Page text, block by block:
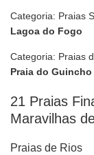
Categoria: Praias
Lagoa do Fogo
Categoria: Praias
Praia do Guincho
21 Praias
Maravilhas
Praias de Rios